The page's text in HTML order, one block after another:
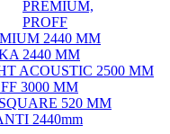
PREMIUM,
PROFF
2440 MM
2440 MM
ACOUSTIC 2500 MM
3000 MM
520 MM
2440mm